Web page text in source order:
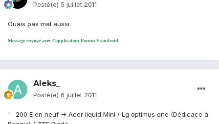
Posté(e) 5 juillet 2011
Ouais pas mal aussi.
Message envoyé avec l'application Forum Frandroid
Aleks_
Posté(e) 6 juillet 2011
"- 200 E en neuf -> Acer liquid Mini / Lg optimus one (Dédicace à